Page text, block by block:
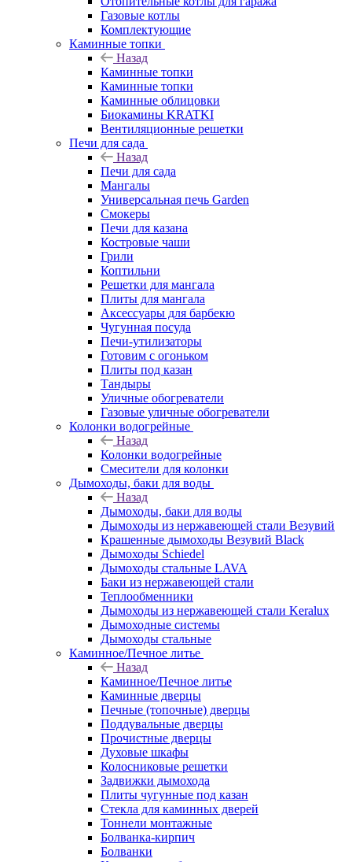
Газовые котлы
Комплектующие
Каминные топки
Назад
Каминные топки
Каминные топки
Каминные облицовки
Биокамины KRATKI
Вентиляционные решетки
Печи для сада
Назад
Печи для сада
Мангалы
Универсальная печь Garden
Смокеры
Печи для казана
Костровые чаши
Грили
Коптильни
Решетки для мангала
Плиты для мангала
Аксессуары для барбекю
Чугунная посуда
Печи-утилизаторы
Готовим с огоньком
Плиты под казан
Тандыры
Уличные обогреватели
Газовые уличные обогреватели
Колонки водогрейные
Назад
Колонки водогрейные
Смесители для колонки
Дымоходы, баки для воды
Назад
Дымоходы, баки для воды
Дымоходы из нержавеющей стали Везувий
Крашенные дымоходы Везувий Black
Дымоходы Schiedel
Дымоходы стальные LAVA
Баки из нержавеющей стали
Теплообменники
Дымоходы из нержавеющей стали Keralux
Дымоходные системы
Дымоходы стальные
Каминное/Печное литье
Назад
Каминное/Печное литье
Каминные дверцы
Печные (топочные) дверцы
Поддувальные дверцы
Прочистные дверцы
Духовые шкафы
Колосниковые решетки
Задвижки дымохода
Плиты чугунные под казан
Стекла для каминных дверей
Тоннели монтажные
Болванка-кирпич
Болванки